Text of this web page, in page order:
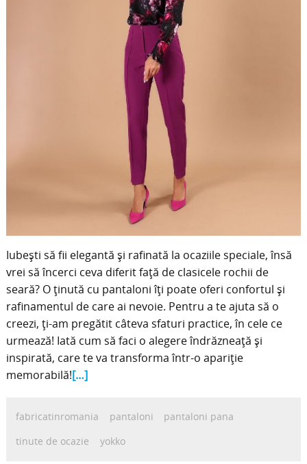
Iubești să fii elegantă și rafinată la ocaziile speciale, însă
vrei să încerci ceva diferit față de clasicele rochii de
seară? O ținută cu pantaloni îți poate oferi confortul și
rafinamentul de care ai nevoie. Pentru a te ajuta să o
creezi, ți-am pregătit câteva sfaturi practice, în cele ce
urmează! Iată cum să faci o alegere îndrăzneață și
inspirată, care te va transforma într-o apariție
memorabilă![…]
fabricatinromania pantaloni
pantaloni pana
tinute de ocazie
yokko